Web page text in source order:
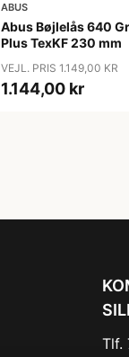
ABUS
Abus Bøjlelås 640
Plus TexKF 230 mm
VEJL. PRIS 1.149,00 KR
1.144,00 kr
Tlf.